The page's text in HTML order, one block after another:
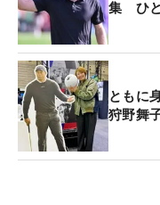
集 ひと
ともに
狩野舞